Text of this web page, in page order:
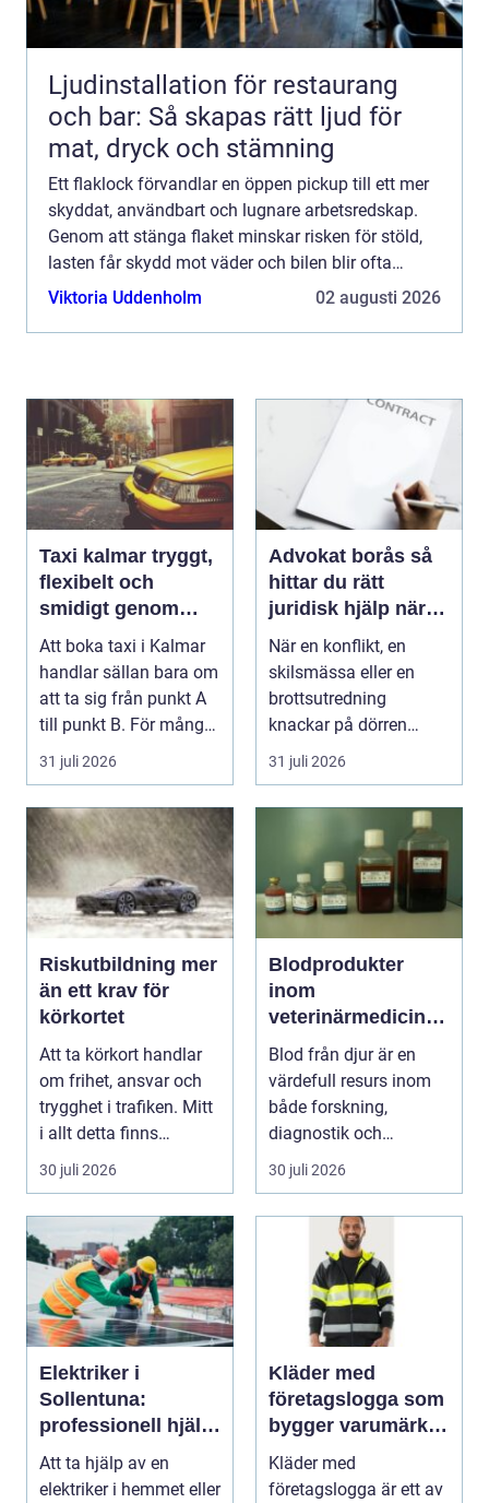
Ljudinstallation för restaurang
och bar: Så skapas rätt ljud för
mat, dryck och stämning
Ett flaklock förvandlar en öppen pickup till ett mer
skyddat, användbart och lugnare arbetsredskap.
Genom att stänga flaket minskar risken för stöld,
lasten får skydd mot väder och bilen blir ofta
trevligare att köra på landsväg. Många upptäcker
Viktoria Uddenholm 02 augusti 2026
Taxi kalmar tryggt,
flexibelt och
smidigt genom
hela resan
Att boka taxi i Kalmar
handlar sällan bara om
att ta sig från punkt A
till punkt B. För många
är res...
31 juli 2026
Advokat borås så
hittar du rätt
juridisk hjälp när
livet krånglar
När en konflikt, en
skilsmässa eller en
brottsutredning
knackar på dörren
förändras vardagen
snabbt....
31 juli 2026
Riskutbildning mer
än ett krav för
körkortet
Att ta körkort handlar
om frihet, ansvar och
trygghet i trafiken. Mitt
i allt detta finns
riskutbild...
30 juli 2026
Blodprodukter
inom
veterinärmedicin
funktion, kvalitet
och användning
Blod från djur är en
värdefull resurs inom
både forskning,
diagnostik och
veterinärmedicin. När
blod...
30 juli 2026
Elektriker i
Sollentuna:
professionell hjälp
när du behöver det
Att ta hjälp av en
elektriker i hemmet eller
Kläder med
företagslogga som
bygger varumärke i
vardagen
Kläder med
företagslogga är ett av